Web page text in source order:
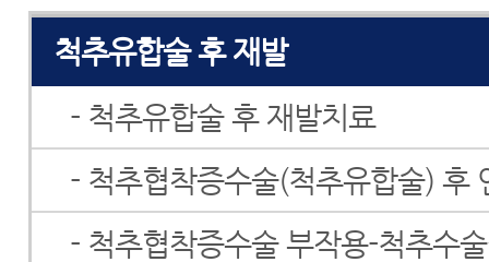
척추유합술 후 재발
- 척추유합술 후 재발치료
- 척추협착증수술(척추유합술) 후
- 척추협착증수술 부작용-척추수